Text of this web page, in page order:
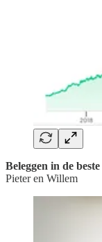
Beleggen in de
Pieter en Willem